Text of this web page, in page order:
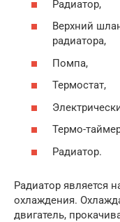
Радиатор,
Верхний
радиатора,
Помпа,
Термостат,
Термо-
Радиатор.
Радиатор является
охлаждения.
двигатель,